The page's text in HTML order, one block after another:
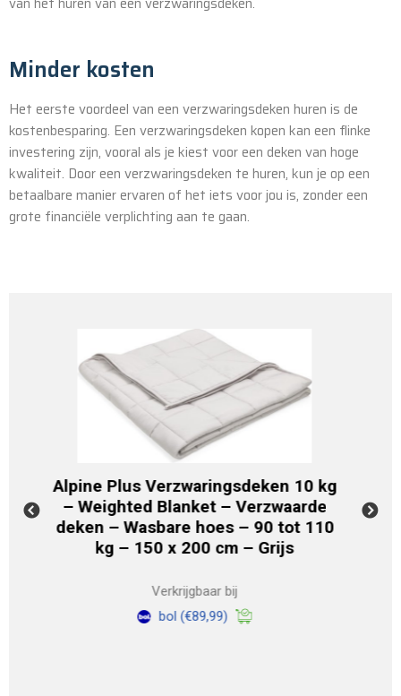
Minder kosten
Het eerste voordeel van een verzwaringsdeken huren is de
kostenbesparing. Een verzwaringsdeken kopen kan een flinke
investering zijn, vooral als je kiest voor een deken van hoge
kwaliteit. Door een verzwaringsdeken te huren, kun je op een
betaalbare manier ervaren of het iets voor jou is, zonder een
grote financiële verplichting aan te gaan.
Ella® Verzwaringsdeken 7kg – 150
x 210cm – Zwaartedeken –
Weighted Blanket – Verzwaarde
Deken – OEKO-TEX Katoen –